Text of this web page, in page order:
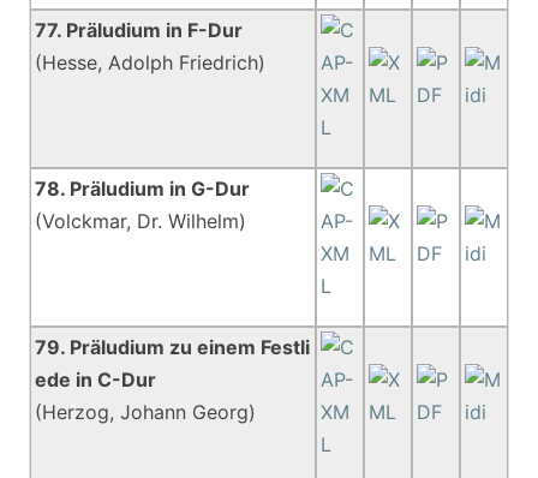
77. Präludium in F-Dur
(Hesse, Adolph Friedrich)
78. Präludium in G-Dur
(Volckmar, Dr. Wilhelm)
79. Präludium zu einem Festli
ede in C-Dur
(Herzog, Johann Georg)